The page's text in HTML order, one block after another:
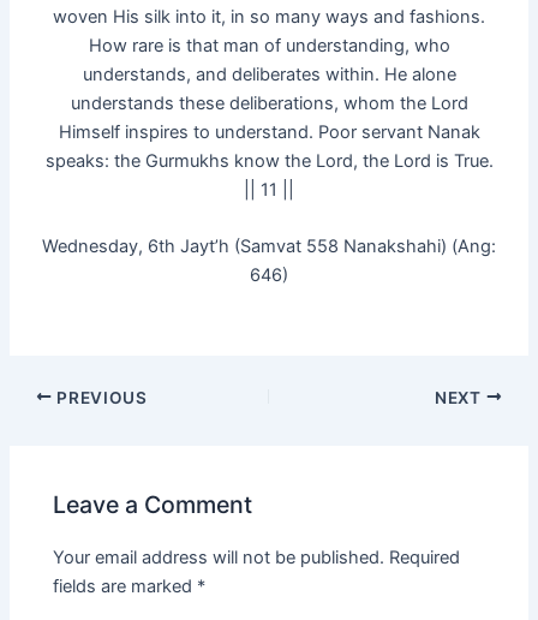
woven His silk into it, in so many ways and fashions.
How rare is that man of understanding, who
understands, and deliberates within. He alone
understands these deliberations, whom the Lord
Himself inspires to understand. Poor servant Nanak
speaks: the Gurmukhs know the Lord, the Lord is True.
|| 11 ||
Wednesday, 6th Jayt’h (Samvat 558 Nanakshahi) (Ang:
646)
PREVIOUS NEXT
Leave a Comment
Your email address will not be published. Required
fields are marked *